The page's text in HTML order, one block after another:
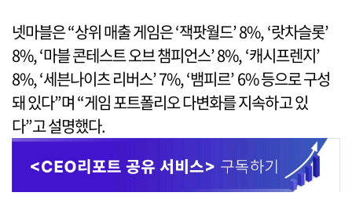
넷마블은 “상위 매출 게임은 ‘잭팟월드’ 8%, ‘랏차슬롯’
8%, ‘마블 콘테스트 오브 챔피언스’ 8%, ‘캐시프렌지’
8%, ‘세븐나이츠 리버스’ 7%, ‘뱀피르’ 6% 등으로 구성
돼 있다”며 “게임 포트폴리오 다변화를 지속하고 있
다”고 설명했다.